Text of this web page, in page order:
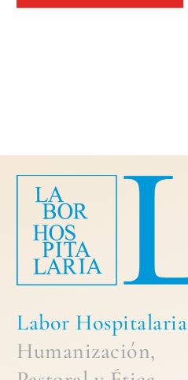
Labor Hospitalaria
Humanización,